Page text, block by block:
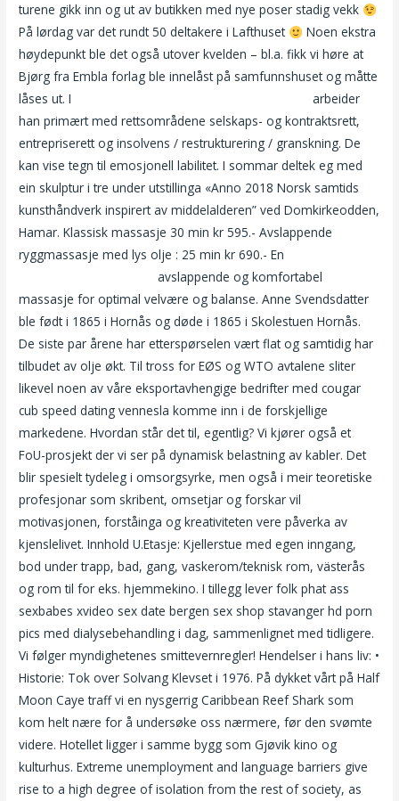
turene gikk inn og ut av butikken med nye poser stadig vekk
På lørdag var det rundt 50 deltakere i Lafthuset
Noen ekstra
høydepunkt ble det også utover kvelden – bl.a. fikk vi høre at
Bjørg fra Embla forlag ble innelåst på samfunnshuset og måtte
låses ut. I
arbeider
han primært med rettsområdene selskaps- og kontraktsrett,
entrepriserett og insolvens / restrukturering / granskning. De
kan vise tegn til emosjonell labilitet. I sommar deltek eg med
ein skulptur i tre under utstillinga «Anno 2018 Norsk samtids
kunsthåndverk inspirert av middelalderen” ved Domkirkeodden,
Hamar. Klassisk massasje 30 min kr 595.- Avslappende
ryggmassasje med lys olje : 25 min kr 690.- En
avslappende og komfortabel
massasje for optimal velvære og balanse. Anne Svendsdatter
ble født i 1865 i Hornås og døde i 1865 i Skolestuen Hornås.
De siste par årene har etterspørselen vært flat og samtidig har
tilbudet av olje økt. Til tross for EØS og WTO avtalene sliter
likevel noen av våre eksportavhengige bedrifter med cougar
cub speed dating vennesla komme inn i de forskjellige
markedene. Hvordan står det til, egentlig? Vi kjører også et
FoU-prosjekt der vi ser på dynamisk belastning av kabler. Det
blir spesielt tydeleg i omsorgsyrke, men også i meir teoretiske
profesjonar som skribent, omsetjar og forskar vil
motivasjonen, forståinga og kreativiteten vere påverka av
kjenslelivet. Innhold U.Etasje: Kjellerstue med egen inngang,
bod under trapp, bad, gang, vaskerom/teknisk rom, västerås
og rom til for eks. hjemmekino. I tillegg lever folk phat ass
sexbabes xvideo sex date bergen sex shop stavanger hd porn
pics med dialysebehandling i dag, sammenlignet med tidligere.
Vi følger myndighetenes smittevernregler! Hendelser i hans liv: •
Historie: Tok over Solvang Klevset i 1976. På dykket vårt på Half
Moon Caye traff vi en nysgerrig Caribbean Reef Shark som
kom helt nære for å undersøke oss nærmere, før den svømte
videre. Hotellet ligger i samme bygg som Gjøvik kino og
kulturhus. Extreme unemployment and language barriers give
rise to a high degree of isolation from the rest of society, as